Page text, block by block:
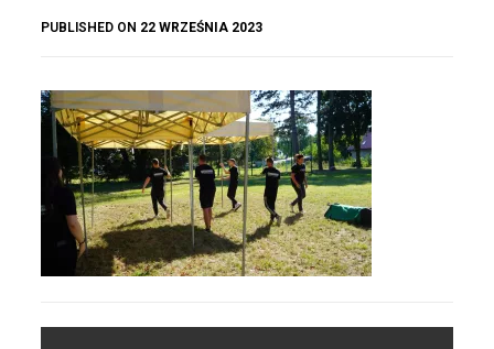
PUBLISHED ON 22 WRZEŚNIA 2023